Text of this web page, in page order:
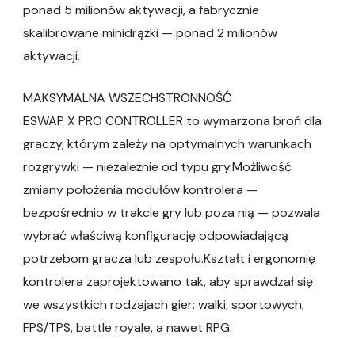
ponad 5 milionów aktywacji, a fabrycznie
skalibrowane minidrążki — ponad 2 milionów
aktywacji.
MAKSYMALNA WSZECHSTRONNOŚĆ
ESWAP X PRO CONTROLLER to wymarzona broń dla
graczy, którym zależy na optymalnych warunkach
rozgrywki — niezależnie od typu gry.Możliwość
zmiany położenia modułów kontrolera —
bezpośrednio w trakcie gry lub poza nią — pozwala
wybrać właściwą konfigurację odpowiadającą
potrzebom gracza lub zespołu.Kształt i ergonomię
kontrolera zaprojektowano tak, aby sprawdzał się
we wszystkich rodzajach gier: walki, sportowych,
FPS/TPS, battle royale, a nawet RPG.